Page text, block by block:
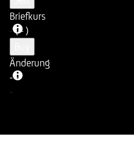
Briefkurs
-( - )
Änderung
--
-